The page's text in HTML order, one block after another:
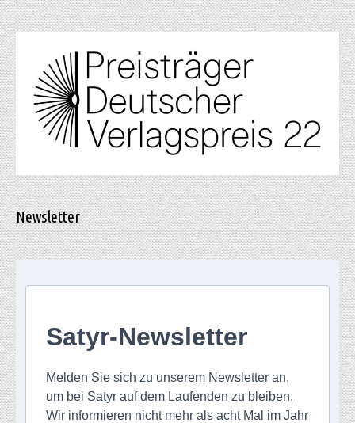
Newsletter
Satyr-Newsletter
Melden Sie sich zu unserem Newsletter an,
um bei Satyr auf dem Laufenden zu bleiben.
Wir informieren nicht mehr als acht Mal im Jahr